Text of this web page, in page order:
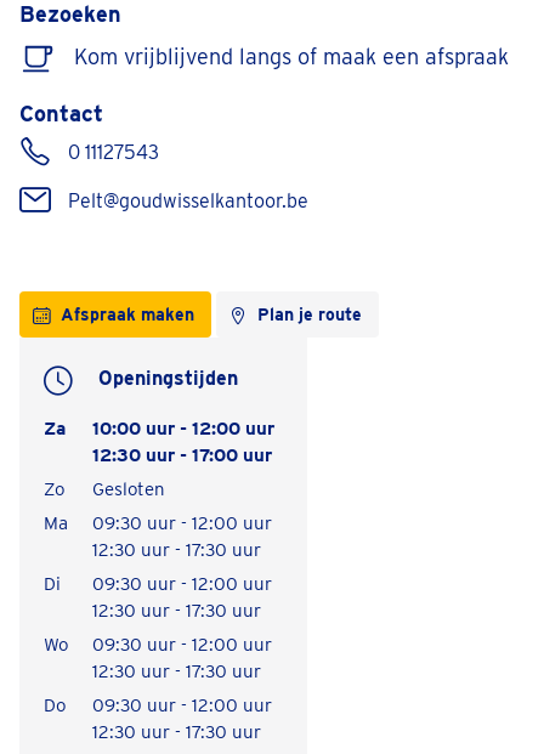
Bezoeken
Kom vrijblijvend langs of maak een afspraak
Contact
0 11127543
Pelt@goudwisselkantoor.be
Afspraak maken Plan je route
Openingstijden
Za
10:00 uur - 12:00 uur
12:30 uur - 17:00 uur
Zo
Gesloten
Ma
09:30 uur - 12:00 uur
12:30 uur - 17:30 uur
Di
09:30 uur - 12:00 uur
12:30 uur - 17:30 uur
Wo
09:30 uur - 12:00 uur
12:30 uur - 17:30 uur
Do
09:30 uur - 12:00 uur
12:30 uur - 17:30 uur